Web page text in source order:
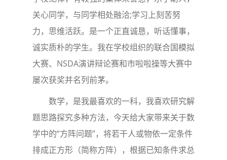
关心同学，与同学相处融洽;学习上刻苦努
力，思维活跃。是一个正直诚恳，听话懂事，
诚实质朴的学生。我在学校组织的联合国模拟
大赛、NSDA演讲辩论赛和市啦啦操等大赛中
屡次获奖并名列前茅。
数学，是我最喜欢的一科，我喜欢研究解
题思路探究多种方法，今天给大家带来关于数
学中的“方阵问题”，将若干人或物依一定条件
排成正方形（简称方阵），根据已知条件求总